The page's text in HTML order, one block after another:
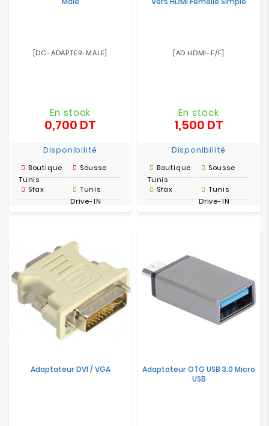
[DC-ADAPTER-MALE]
En stock
0,700 DT
Disponibilité
Boutique
Tunis
Sousse
Sfax
Tunis
Drive-IN
[AD.HDMI-F/F]
En stock
1,500 DT
Disponibilité
Boutique
Tunis
Sousse
Sfax
Tunis
Drive-IN
Adaptateur DVI / VGA
Adaptateur OTG USB 3.0 Micro
USB